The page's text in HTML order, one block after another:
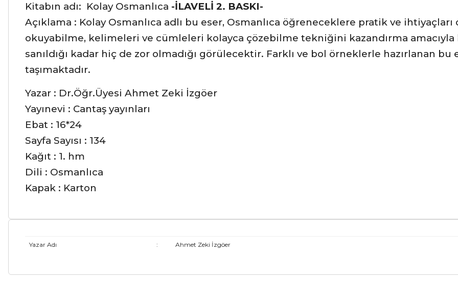
Kitabın adı: Kolay Osmanlıca -İLAVELİ 2. BASKI-
Açıklama : Kolay Osmanlıca adlı bu eser, Osmanlıca öğreneceklere pratik ve
okuyabilme, kelimeleri ve cümleleri kolayca çözebilme tekniğini kazandırma amacıyla
sanıldığı kadar hiç de zor olmadığı görülecektir. Farklı ve bol örneklerle hazırlanan
taşımaktadır.
Yazar : Dr.Öğr.Üyesi Ahmet Zeki İzgöer
Yayınevi : Cantaş yayınları
Ebat : 16*24
Sayfa Sayısı : 134
Kağıt : 1. hm
Dili : Osmanlıca
Kapak : Karton
Yazar Adı : Ahmet Zeki İzgöer